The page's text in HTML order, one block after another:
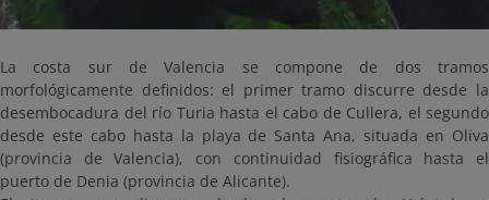
La costa sur de Valencia se compone de dos tramos
morfológicamente definidos: el primer tramo discurre desde la
desembocadura del río Turia hasta el cabo de Cullera, el segundo
desde este cabo hasta la playa de Santa Ana, situada en Oliva
(provincia de Valencia), con continuidad fisiográfica hasta el
puerto de Denia (provincia de Alicante).